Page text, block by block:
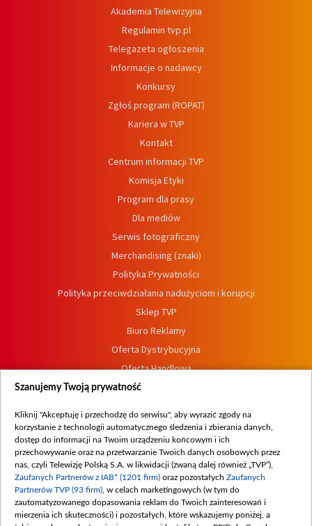
Akademia Telewizyjna
Regulamin tvp.pl
Telegazeta ogłoszenia
Informacje o nadawcy
Konkursy
Zgłoś program (ROPAT)
Kariera w TVP
Kontakt
Centrum informacji TVP
Komisja Etyki
Program dla prasy
Dla mediów
Serwis fotograficzny
Merchandising (znaki)
Polityka Prywatności
Polityka przeciwdziałania nadużyciom i korupcji
Sklep TVP
Biuro Reklamy
Oferta Dystrybucyjna
Oferta Handlowa
Dostępność
Procedura zgłoszeń wewnętrznych
Szanujemy Twoją prywatność
Kliknij "Akceptuję i przechodzę do serwisu", aby wyrazić zgody na
korzystanie z technologii automatycznego śledzenia i zbierania danych,
dostęp do informacji na Twoim urządzeniu końcowym i ich
przechowywanie oraz na przetwarzanie Twoich danych osobowych przez
nas, czyli Telewizję Polską S.A. w likwidacji (zwaną dalej również „TVP”),
Zaufanych Partnerów z IAB* (1201 firm) oraz pozostałych Zaufanych
Partnerów TVP (93 firm) , w celach marketingowych (w tym do
zautomatyzowanego dopasowania reklam do Twoich zainteresowań i
mierzenia ich skuteczności) i pozostałych, które wskazujemy poniżej, a